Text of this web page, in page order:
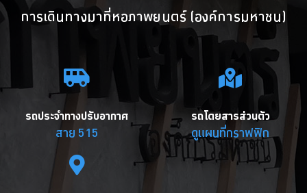
การเดินทางมาที่หอภาพยนตร์ (องค์การมหาชน)
รถประจำทางปรับอากาศ
สาย 515
รถโดยสารส่วนตัว
ดูแผนที่กราฟฟิก